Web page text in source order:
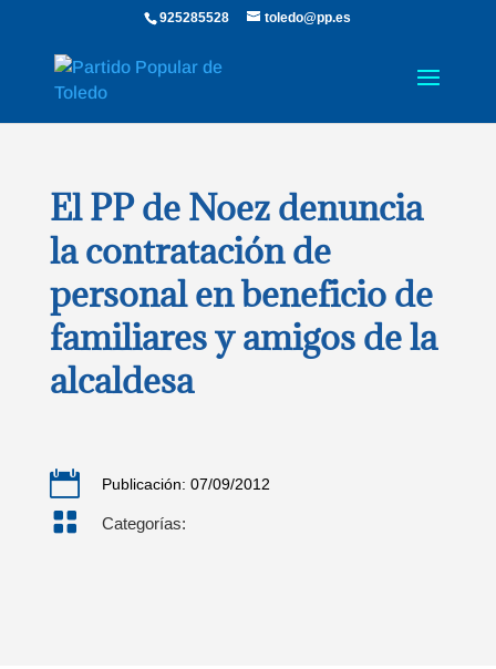
925285528 toledo@pp.es
El PP de Noez denuncia
la contratación de
personal en beneficio de
familiares y amigos de la
alcaldesa
 Publicación: 07/09/2012
 Categorías: